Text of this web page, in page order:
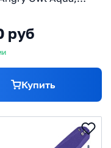
руб
Купить